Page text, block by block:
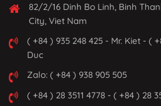
82/2/16 Dinh Bo Linh, Binh
City, Viet Nam
( +84 ) 935 248 425 - Mr. Kiet - (
Duc
Zalo: ( +84 ) 938 905 505
( +84 ) 28 3511 4778 - ( +84 ) 28